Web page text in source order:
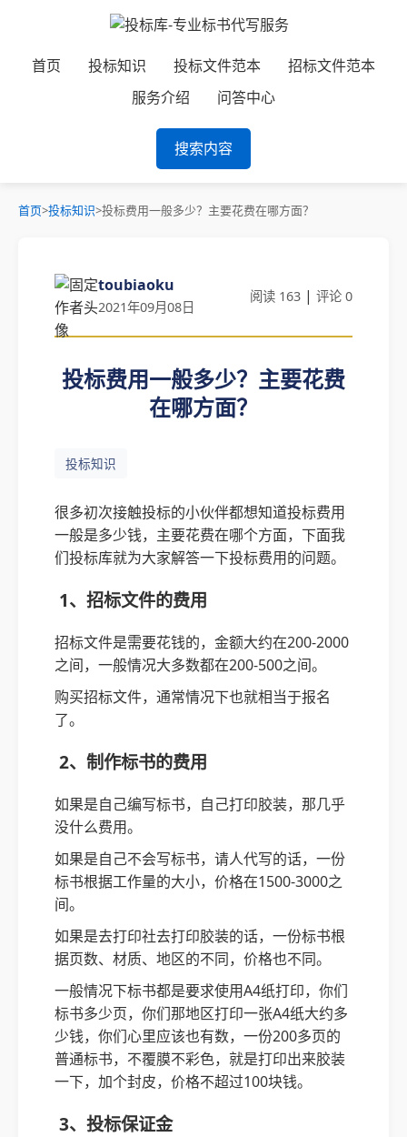
首页 投标知识 投标文件范本
招标文件范本
服务介绍
问答中心
搜索内容
首页>投标知识>投标费用一般多少？主要花费在哪方面？
toubiaoku
2021年09月08日
阅读 163 | 评论 0
投标费用一般多少？主要花费
在哪方面？
投标知识
很多初次接触投标的小伙伴都想知道投标费用
一般是多少钱，主要花费在哪个方面，下面我
们投标库就为大家解答一下投标费用的问题。
1、招标文件的费用
招标文件是需要花钱的，金额大约在200-2000
之间，一般情况大多数都在200-500之间。
购买招标文件，通常情况下也就相当于报名
了。
2、制作标书的费用
如果是自己编写标书，自己打印胶装，那几乎
没什么费用。
如果是自己不会写标书，请人代写的话，一份
标书根据工作量的大小，价格在1500-3000之
间。
如果是去打印社去打印胶装的话，一份标书根
据页数、材质、地区的不同，价格也不同。
一般情况下标书都是要求使用A4纸打印，你们
标书多少页，你们那地区打印一张A4纸大约多
少钱，你们心里应该也有数，一份200多页的
普通标书，不覆膜不彩色，就是打印出来胶装
一下，加个封皮，价格不超过100块钱。
3、投标保证金